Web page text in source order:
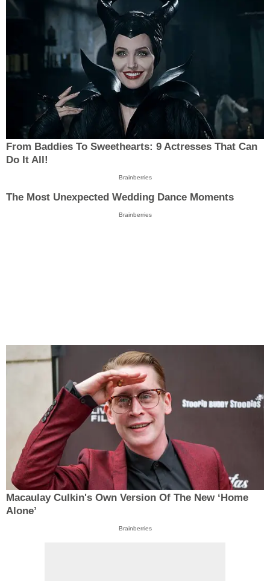
From Baddies To Sweethearts: 9 Actresses That Can
Do It All!
Brainberries
The Most Unexpected Wedding Dance Moments
Brainberries
Macaulay Culkin's Own Version Of The New ‘Home
Alone’
Brainberries